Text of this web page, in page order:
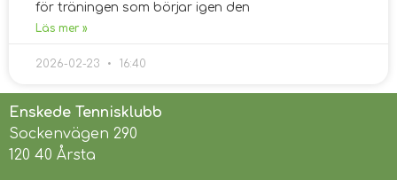
för träningen som börjar igen den
Läs mer »
2026-02-23 16:40
Enskede Tennisklubb
Sockenvägen 290
120 40 Årsta